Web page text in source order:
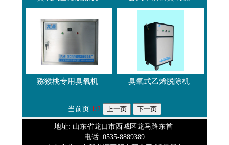
猕猴桃专用臭氧机 臭氧式乙烯脱除机
当前页:1/2
地址: 山东省龙口市西城区龙马路东首
电话: 0535-8889389